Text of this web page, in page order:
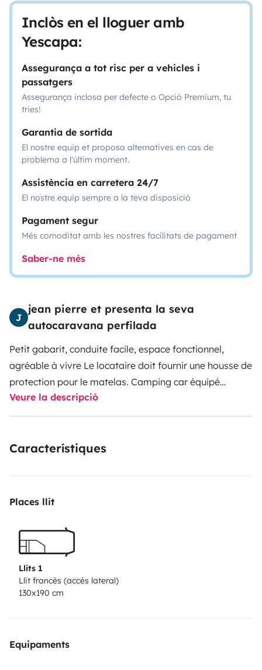
Inclòs en el lloguer amb
Yescapa:
Assegurança a tot risc per a vehicles i
passatgers
Assegurança inclosa per defecte o Opció Premium, tu
tries!
Garantia de sortida
El nostre equip et proposa alternatives en cas de
problema a l'últim moment.
Assistència en carretera 24/7
El nostre equip sempre a la teva disposició
Pagament segur
Més comoditat amb les nostres facilitats de pagament
Saber-ne més
J
jean pierre et presenta la seva
autocaravana perfilada
Petit gabarit, conduite facile, espace fonctionnel,
agréable à vivre Le locataire doit fournir une housse de
protection pour le matelas. Camping car équipé
caméra de recul Petit plus : convertisseur 12 v en 220 v
et depuis avril antenne satellite .concernant le
de 130x190 et non pas 3 ou 4 personnes !!!!!! il y a 4
Veure la descripció
Característiques
Places llit
Llits 1
Llit francès (accés lateral)
130x190 cm
Equipaments